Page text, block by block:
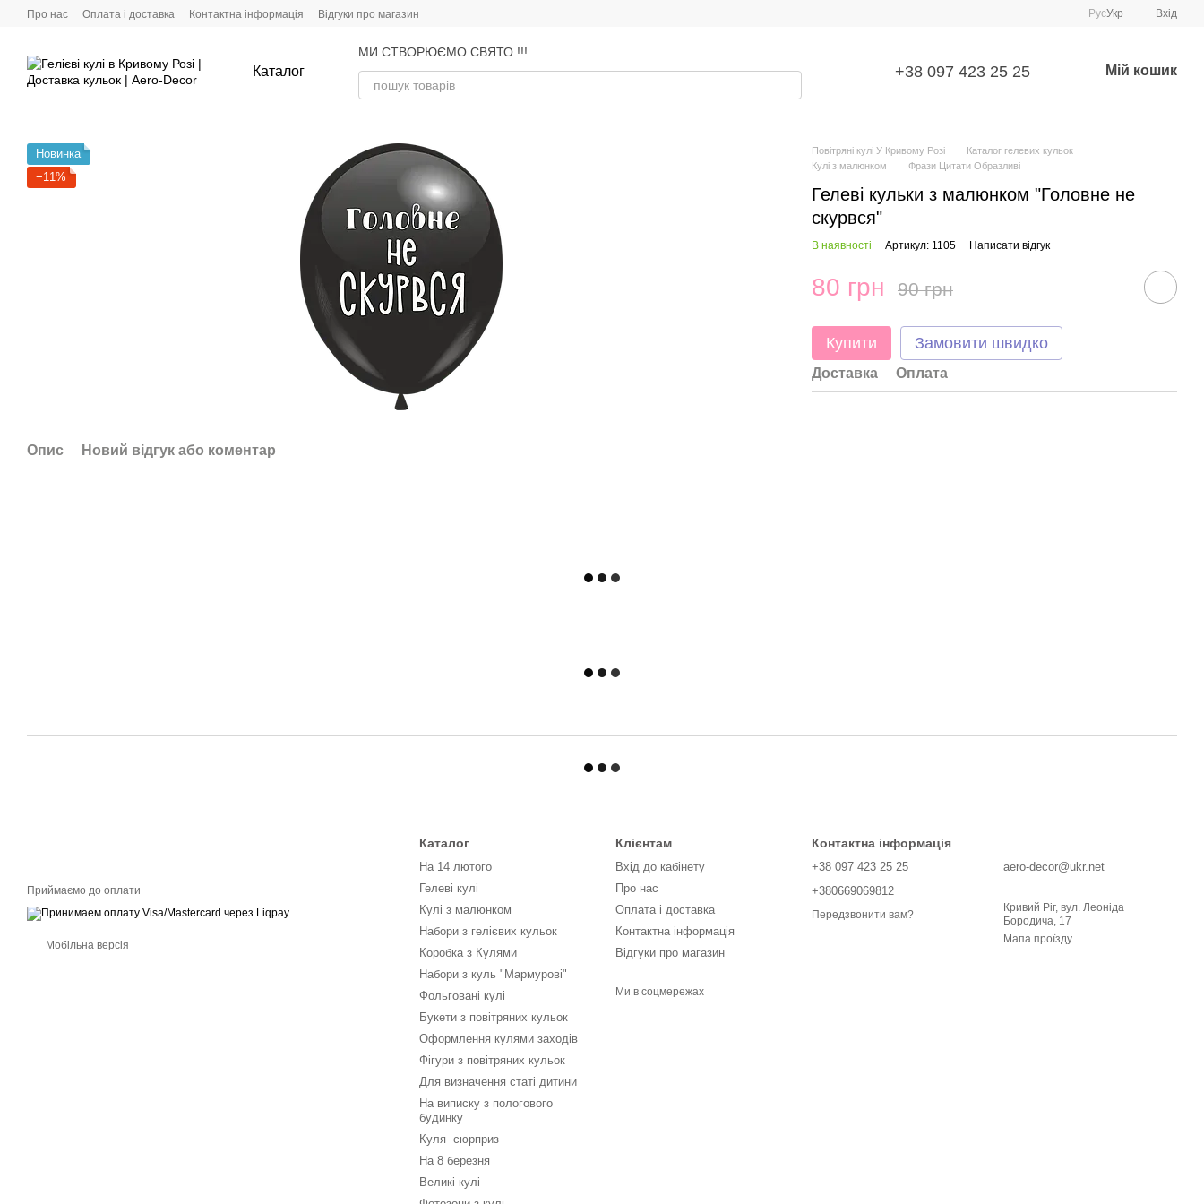
Перейти до основного контенту
Про нас Оплата і доставка Контактна інформація Відгуки про магазин РусУкр Вхід
Каталог
МИ СТВОРЮЄМО СВЯТО !!!
+38 097 423 25 25 Мій кошик
Новинка
−11%
Опис Новий відгук або коментар
Повітряні кулі У Кривому Розі
Каталог гелевих кульок
Кулі з малюнком
Фрази Цитати Образливі
Гелеві кульки з малюнком "Головне не
скурвся"
В наявності Артикул: 1105 Написати відгук
80 грн 90 грн
Купити Замовити швидко
Доставка Оплата
Приймаємо до оплати
Мобільна версія
Каталог
На 14 лютого
Гелеві кулі
Кулі з малюнком
Набори з гелієвих кульок
Коробка з Кулями
Набори з куль "Мармурові"
Фольговані кулі
Букети з повітряних кульок
Оформлення кулями заходів
Фігури з повітряних кульок
Для визначення статі дитини
На виписку з пологового
будинку
Куля -сюрприз
На 8 березня
Великі кулі
Клієнтам
Вхід до кабінету
Про нас
Оплата і доставка
Контактна інформація
Відгуки про магазин
Ми в соцмережах
Контактна інформація
+38 097 423 25 25
+380669069812
Передзвонити вам?
aero-decor@ukr.net
Кривий Ріг, вул. Леоніда
Бородича, 17
Мапа проїзду